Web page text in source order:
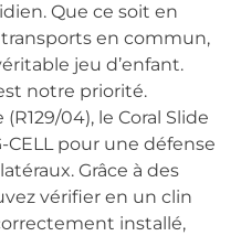
Que ce soit en
en commun,
jeu d’enfant.
notre priorité.
04), le Coral Slide
pour une défense
Grâce à des
vérifier en un clin
installé,